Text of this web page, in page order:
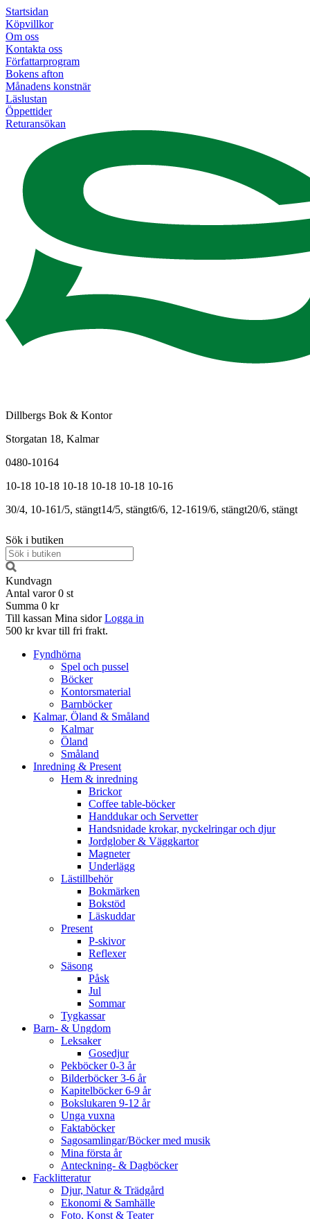
Startsidan
Köpvillkor
Om oss
Kontakta oss
Författarprogram
Bokens afton
Månadens konstnär
Läslustan
Öppettider
Returansökan
Dillbergs Bok & Kontor
Storgatan 18, Kalmar
0480-10164
10-18 10-18 10-18 10-18 10-18 10-16
30/4, 10-161/5, stängt14/5, stängt6/6, 12-1619/6, stängt20/6, stängt
Sök i butiken
Kundvagn
Antal varor 0 st
Summa 0 kr
Till kassan Mina sidor Logga in
500 kr kvar till fri frakt.
Fyndhörna
Spel och pussel
Böcker
Kontorsmaterial
Barnböcker
Kalmar, Öland & Småland
Kalmar
Öland
Småland
Inredning & Present
Hem & inredning
Brickor
Coffee table-böcker
Handdukar och Servetter
Handsnidade krokar, nyckelringar och djur
Jordglober & Väggkartor
Magneter
Underlägg
Lästillbehör
Bokmärken
Bokstöd
Läskuddar
Present
P-skivor
Reflexer
Säsong
Påsk
Jul
Sommar
Tygkassar
Barn- & Ungdom
Leksaker
Gosedjur
Pekböcker 0-3 år
Bilderböcker 3-6 år
Kapitelböcker 6-9 år
Bokslukaren 9-12 år
Unga vuxna
Faktaböcker
Sagosamlingar/Böcker med musik
Mina första år
Anteckning- & Dagböcker
Facklitteratur
Djur, Natur & Trädgård
Ekonomi & Samhälle
Foto, Konst & Teater